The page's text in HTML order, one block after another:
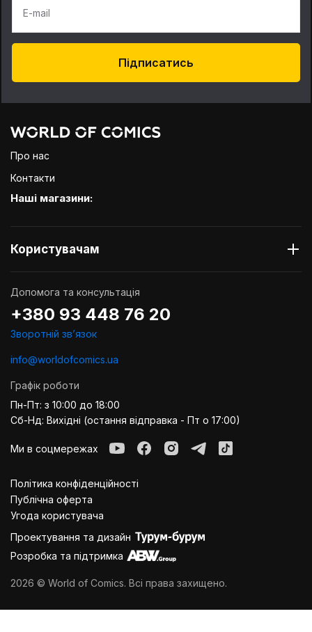
E-mail
Підписатись
Про нас
Контакти
Наші магазини:
Користувачам
Допомога та консультація
+380 93 448 76 20
Зворотній звʼязок
info@worldofcomics.ua
Графік роботи
Пн-Пт: з 10:00 до 18:00
Сб-Нд: Вихідні (остання відправка - Пт о 17:00)
Ми в соцмережах
Політика конфіденційності
Публiчна оферта
Угода користувача
Проектування та дизайн
Розробка та підтримка
2026 © World of Comics. Всі права захищено.